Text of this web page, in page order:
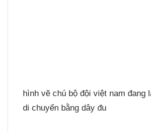
hình vẽ chú bộ đội việt nam đang
di chuyển bằng dây đu